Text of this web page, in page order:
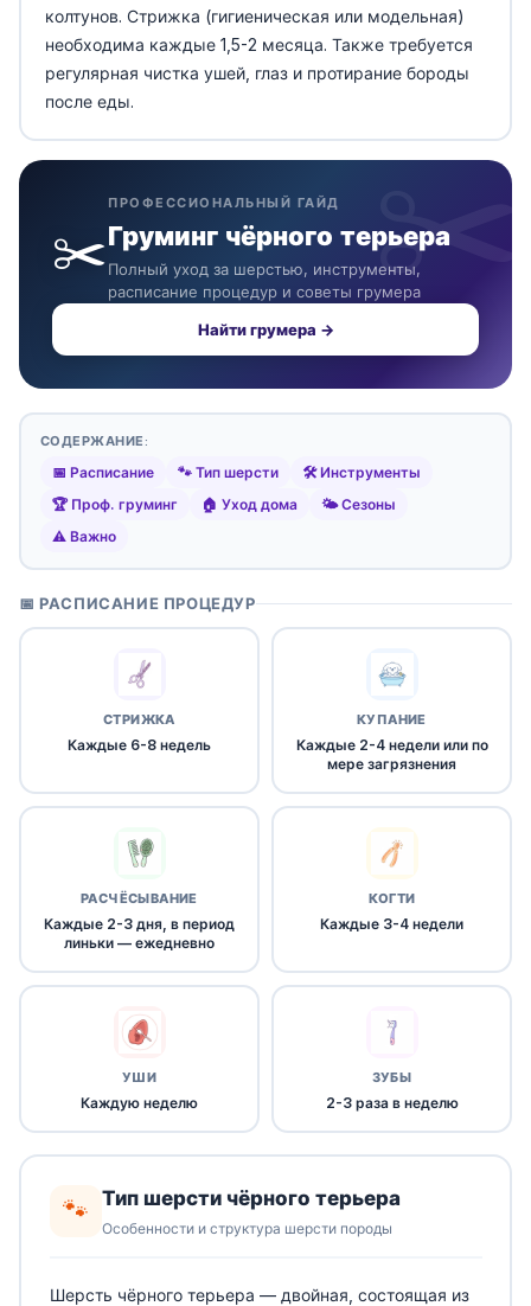
колтунов. Стрижка (гигиеническая или модельная)
необходима каждые 1,5-2 месяца. Также требуется
регулярная чистка ушей, глаз и протирание бороды
после еды.
✂️
ПРОФЕССИОНАЛЬНЫЙ ГАЙД
Груминг чёрного терьера
Полный уход за шерстью, инструменты,
расписание процедур и советы грумера
Найти грумера →
СОДЕРЖАНИЕ:
📅 Расписание 🐾 Тип шерсти
🛠️ Инструменты
🏆 Проф. груминг
🏠 Уход дома
🌤️ Сезоны
⚠️ Важно
📅 РАСПИСАНИЕ ПРОЦЕДУР
СТРИЖКА
Каждые 6-8 недель
КУПАНИЕ
Каждые 2-4 недели или по
мере загрязнения
РАСЧЁСЫВАНИЕ
Каждые 2-3 дня, в период
линьки — ежедневно
КОГТИ
Каждые 3-4 недели
УШИ
Каждую неделю
ЗУБЫ
2-3 раза в неделю
🐾 Тип шерсти чёрного терьера
Особенности и структура шерсти породы
Шерсть чёрного терьера — двойная, состоящая из